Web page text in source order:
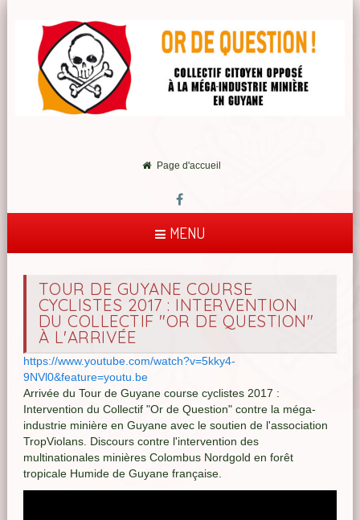
Page d'accueil
MENU
TOUR DE GUYANE COURSE
CYCLISTES 2017 : INTERVENTION
DU COLLECTIF "OR DE QUESTION"
À L'ARRIVÉE
https://www.youtube.com/watch?v=5kky4-
9NVl0&feature=youtu.be
Arrivée du Tour de Guyane course cyclistes 2017 :
Intervention du Collectif "Or de Question" contre la méga-
industrie minière en Guyane avec le soutien de l'association
TropViolans. Discours contre l'intervention des
multinationales minières Colombus Nordgold en forêt
tropicale Humide de Guyane française.